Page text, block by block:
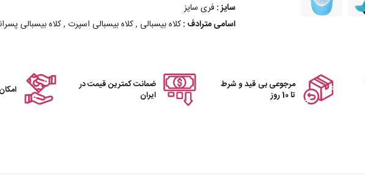
سایز : فری سایز
اسامی مترادف :کلاه بیسبالی , کلاه بیسبالی اسپرت , کلاه بیسبالی
مرجوعی بی قید و شرط
تا 10 روز
ضمانت کمترین قیمت در
ایران